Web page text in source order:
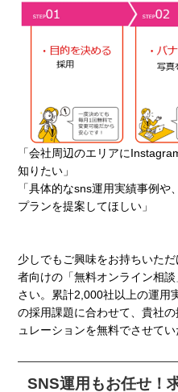
「会社周辺のエリアに
知りたい」
「具体的なsns運用実績事例
プランを提案してほしい」
少しでもご興味をお持ちいた
者向けの「無料オンライン相
さい。累計2,000社以上の運用
の採用課題に合わせて、貴社
ュレーションを無料でさせてい
SNS運用もお任せ！